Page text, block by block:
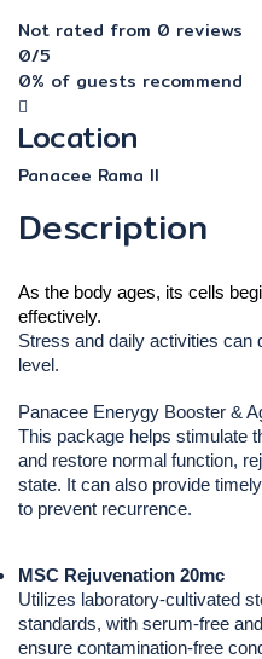
Not rated from 0 reviews
0/5
0% of guests recommend
Location
Panacee Rama ll
Description
As the body ages, its cells
effectively.
Stress and daily activities can
level.
Panacee Enerygy Booster &
This package helps stimulate
and restore normal function,
state. It can also provide
to prevent recurrence.
MSC Rejuvenation 20mc
Utilizes laboratory-cultivated
standards, with serum-free
ensure contamination-free